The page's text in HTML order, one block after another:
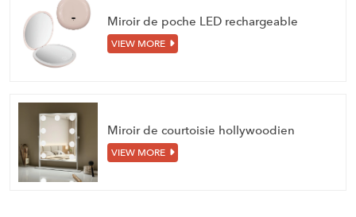
Miroir de poche LED rechargeable
VIEW MORE
Miroir de courtoisie hollywoodien
VIEW MORE